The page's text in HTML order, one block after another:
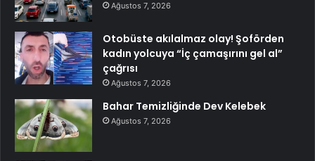
Ağustos 7, 2026
Otobüste akılalmaz olay! Şoförden
kadın yolcuya “İç çamaşırını gel al”
çağrısı
Ağustos 7, 2026
Bahar Temizliğinde Dev Kelebek
Ağustos 7, 2026